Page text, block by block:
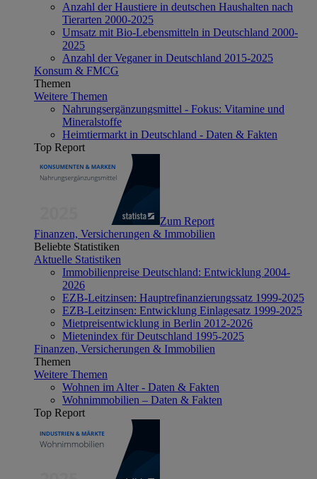
Anzahl der Haustiere in deutschen Haushalten nach
Tierarten 2000-2025
Umsatz mit Bio-Lebensmitteln in Deutschland 2000-
2025
Anzahl der Veganer in Deutschland 2015-2025
Konsum & FMCG
Themen
Weitere Themen
Nahrungsergänzungsmittel - Fokus: Vitamine und
Mineralstoffe
Heimtiermarkt in Deutschland - Daten & Fakten
Top Report
Zum Report
Finanzen, Versicherungen & Immobilien
Beliebte Statistiken
Aktuelle Statistiken
Immobilienpreise Deutschland: Entwicklung 2004-
2026
EZB-Leitzinsen: Hauptrefinanzierungssatz 1999-2025
EZB-Leitzinsen: Entwicklung Einlagesatz 1999-2025
Mietpreisentwicklung in Berlin 2012-2026
Mietenindex für Deutschland 1995-2025
Finanzen, Versicherungen & Immobilien
Themen
Weitere Themen
Wohnen im Alter - Daten & Fakten
Wohnimmobilien – Daten & Fakten
Top Report